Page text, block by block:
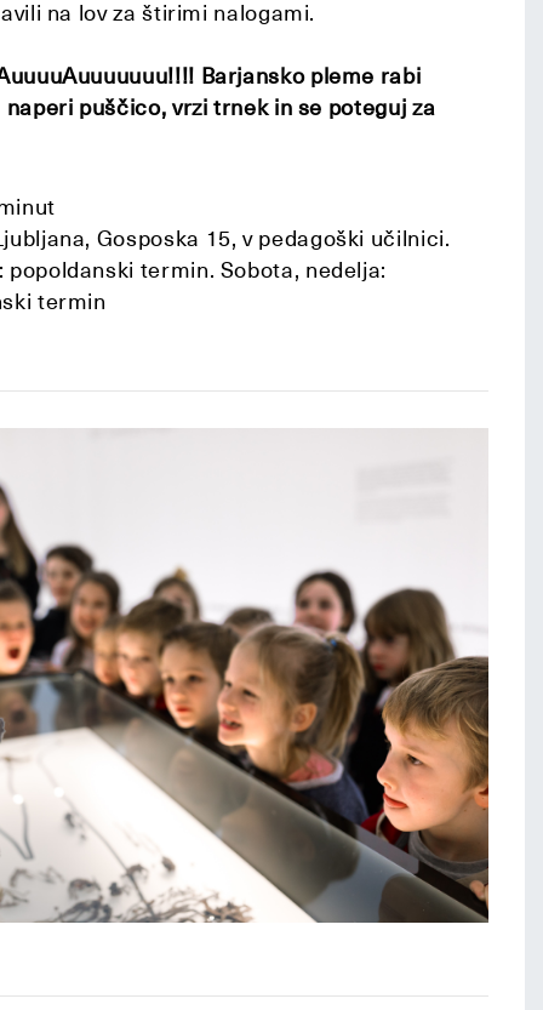
na lov za štirimi nalogami.
Barjansko pleme rabi
puščico, vrzi trnek in se poteguj za
Gosposka 15, v pedagoški učilnici.
popoldanski termin. Sobota, nedelja:
termin